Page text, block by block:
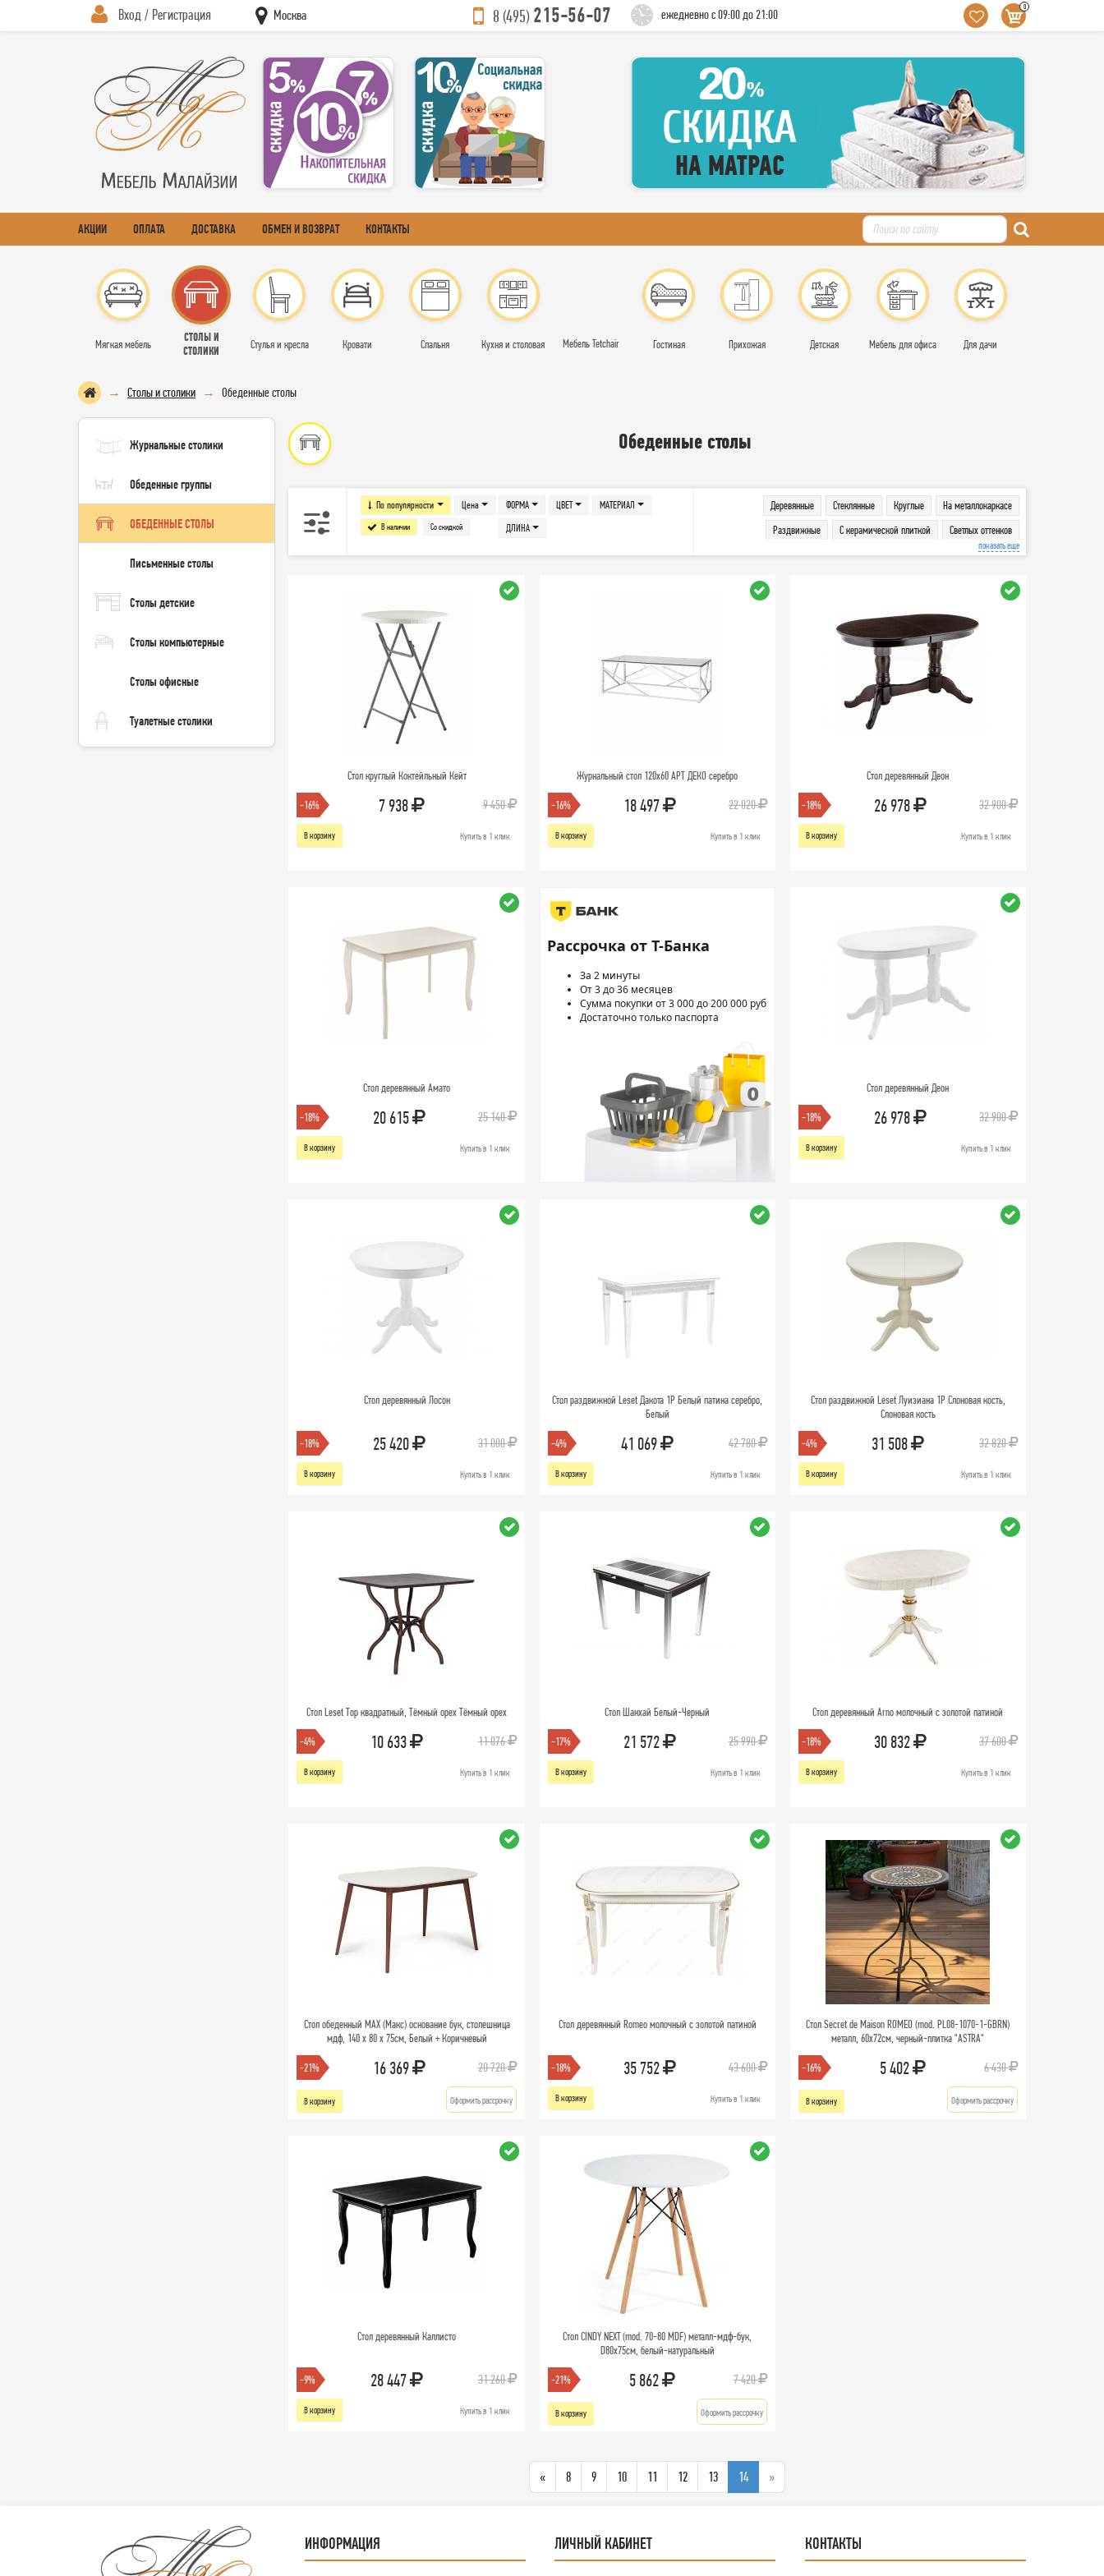
Вход / Регистрация Москва 8 (495)215-56-07 ежедневно с 09:00 до 21:00
0
АКЦИИ ОПЛАТА ДОСТАВКА ОБМЕН И ВОЗВРАТ КОНТАКТЫ
Мягкая мебель
СТОЛЫ И
СТОЛИКИ
Стулья и кресла Кровати Спальня Кухня и столовая Мебель Tetchair Гостиная Прихожая Детская Мебель для офиса Для дачи
Столы и столики Обеденные столы
Журнальные столики
Обеденные группы
ОБЕДЕННЫЕ СТОЛЫ
Письменные столы
Столы детские
Столы компьютерные
Столы офисные
Туалетные столики
Обеденные столы
По популярности Цена
В наличии Со скидкой
ФОРМА ЦВЕТ
МАТЕРИАЛ
ДЛИНА
Деревянные Стеклянные Круглые
На металлокаркасе
Раздвижные
С керамической плиткой
Светлых оттенков
Темных оттенков
Столы-книжка
показать еще
Стол круглый Коктейльный Кейт
-16% 7 938 9 450
В корзину Купить в 1 клик
Журнальный стол 120х60 АРТ ДЕКО серебро
-16% 18 497 22 020
В корзину Купить в 1 клик
Стол деревянный Деон
-18% 26 978 32 900
В корзину Купить в 1 клик
Стол деревянный Амато
-18% 20 615 25 140
В корзину Купить в 1 клик
Рассрочка от Т-Банка
За 2 минуты
От 3 до 36 месяцев
Сумма покупки от 3 000 до 200 000 руб
Достаточно только паспорта
Стол деревянный Деон
-18% 26 978 32 900
В корзину Купить в 1 клик
Стол деревянный Лосон
-18% 25 420 31 000
В корзину Купить в 1 клик
Стол раздвижной Leset Дакота 1Р Белый патина серебро,
Белый
-4% 41 069 42 780
В корзину Купить в 1 клик
Стол раздвижной Leset Луизиана 1Р Слоновая кость,
Слоновая кость
-4% 31 508 32 820
В корзину Купить в 1 клик
Стол Leset Тор квадратный, Тёмный орех Тёмный орех
-4% 10 633 11 076
В корзину Купить в 1 клик
Стол Шанхай Белый-Черный
-17% 21 572 25 990
В корзину Купить в 1 клик
Стол деревянный Arno молочный с золотой патиной
-18% 30 832 37 600
В корзину Купить в 1 клик
Стол обеденный MAX (Макс) основание бук, столешница
мдф, 140 х 80 х 75см, Белый + Коричневый
-21% 16 369 20 720
В корзину Оформить рассрочку
Стол деревянный Romeo молочный с золотой патиной
-18% 35 752 43 600
В корзину Купить в 1 клик
Стол Secret de Maison ROMEO (mod. PL08-1070-1-GBRN)
металл, 60х72см, черный-плитка "ASTRA"
-16% 5 402 6 430
В корзину Оформить рассрочку
Стол деревянный Каллисто
-9% 28 447 31 260
В корзину Купить в 1 клик
Стол CINDY NEXT (mod. 70-80 MDF) металл-мдф-бук,
D80х75см, белый-натуральный
-21% 5 862 7 420
В корзину Оформить рассрочку
« 8 9 10 11 12 13 14 »
ИНФОРМАЦИЯ ЛИЧНЫЙ КАБИНЕТ КОНТАКТЫ